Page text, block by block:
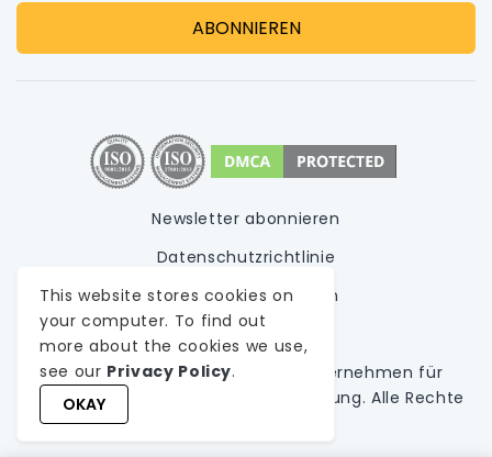
Newsletter abonnieren
Datenschutzrichtlinie
Nutzungsbedingungen
Sitemap
© 1999-2026 WeblineIndia,
Unternehmen für
kundenspezifische Softwareentwicklung. Alle Rechte
This website stores cookies on
your computer. To find out
more about the cookies we use,
see our Privacy Policy.
OKAY